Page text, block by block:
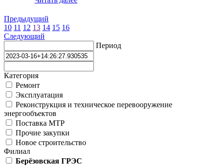
Предыдущий
10 11 12 13 14 15 16
Следующий
Период
Категория
Ремонт
Эксплуатация
Реконструкция и техническое перевооружение
энергообъектов
Поставка МТР
Прочие закупки
Новое строительство
Филиал
Берёзовская ГРЭС